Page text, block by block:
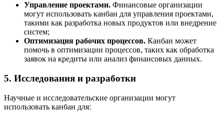
Управление проектами. Финансовые организации
могут использовать канбан для управления проектами,
такими как разработка новых продуктов или внедрение
систем;
Оптимизация рабочих процессов. Канбан может
помочь в оптимизации процессов, таких как обработка
заявок на кредиты или анализ финансовых данных.
5. Исследования и разработки
Научные и исследовательские организации могут
использовать канбан для: